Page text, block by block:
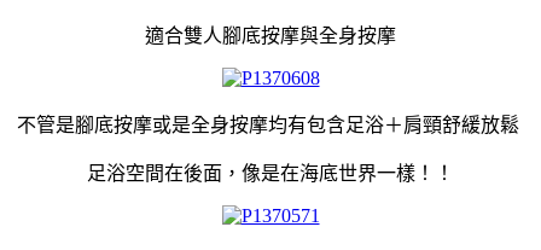
適合雙人腳底按摩與全身按摩
不管是腳底按摩或是全身按摩均有包含足浴＋肩頸舒緩放鬆
足浴空間在後面，像是在海底世界一樣！！